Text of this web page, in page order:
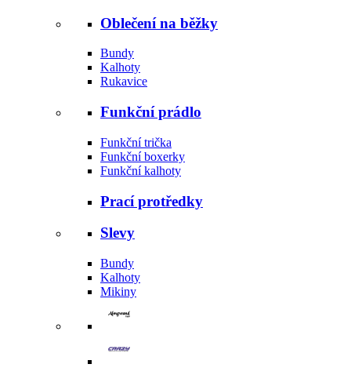
Oblečení na běžky
Bundy
Kalhoty
Rukavice
Funkční prádlo
Funkční trička
Funkční boxerky
Funkční kalhoty
Prací protředky
Slevy
Bundy
Kalhoty
Mikiny